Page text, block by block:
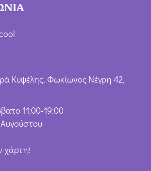
Κυψέλης, Φωκίωνος Νέγρη 42,
11:00-19:00
Αυγούστου
χάρτη!